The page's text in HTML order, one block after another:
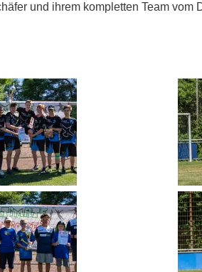
und ihrem kompletten Team